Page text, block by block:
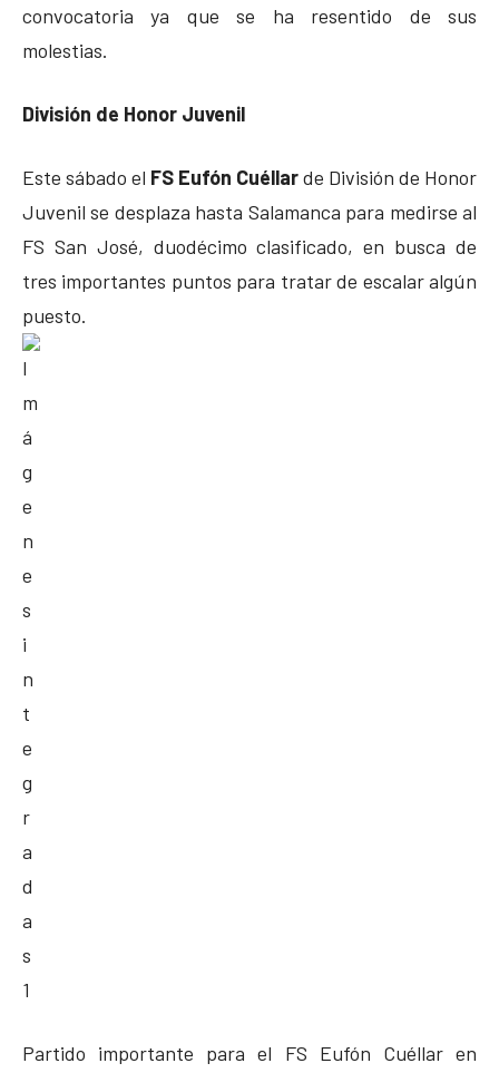
convocatoria ya que se ha resentido de sus
molestias.
División de Honor Juvenil
Este sábado el FS Eufón Cuéllarde División de Honor
Juvenil se desplaza hasta Salamanca para medirse al
FS San José, duodécimo clasificado, en busca de
tres importantes puntos para tratar de escalar algún
puesto.
Partido importante para el FS Eufón Cuéllar en